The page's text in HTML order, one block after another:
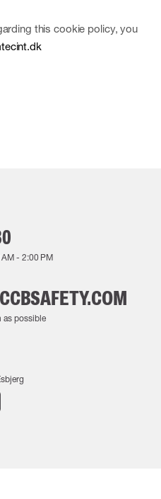
this cookie policy, you
- 2:00 PM
as possible